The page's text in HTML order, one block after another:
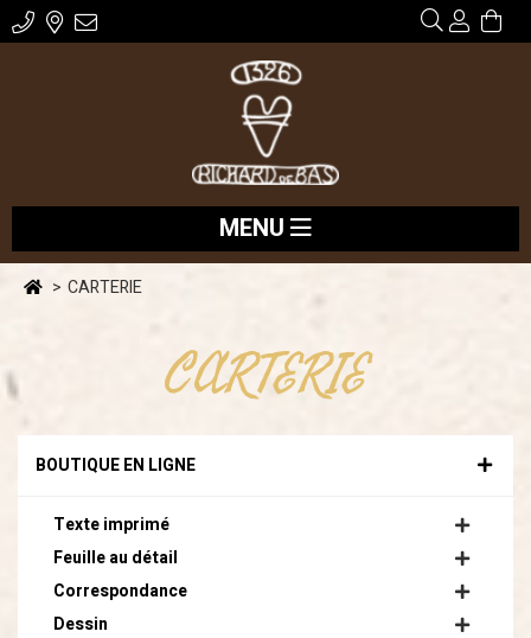
MENU
CARTERIE
CARTERIE
BOUTIQUE EN LIGNE
Texte imprimé
Feuille au détail
Correspondance
Dessin